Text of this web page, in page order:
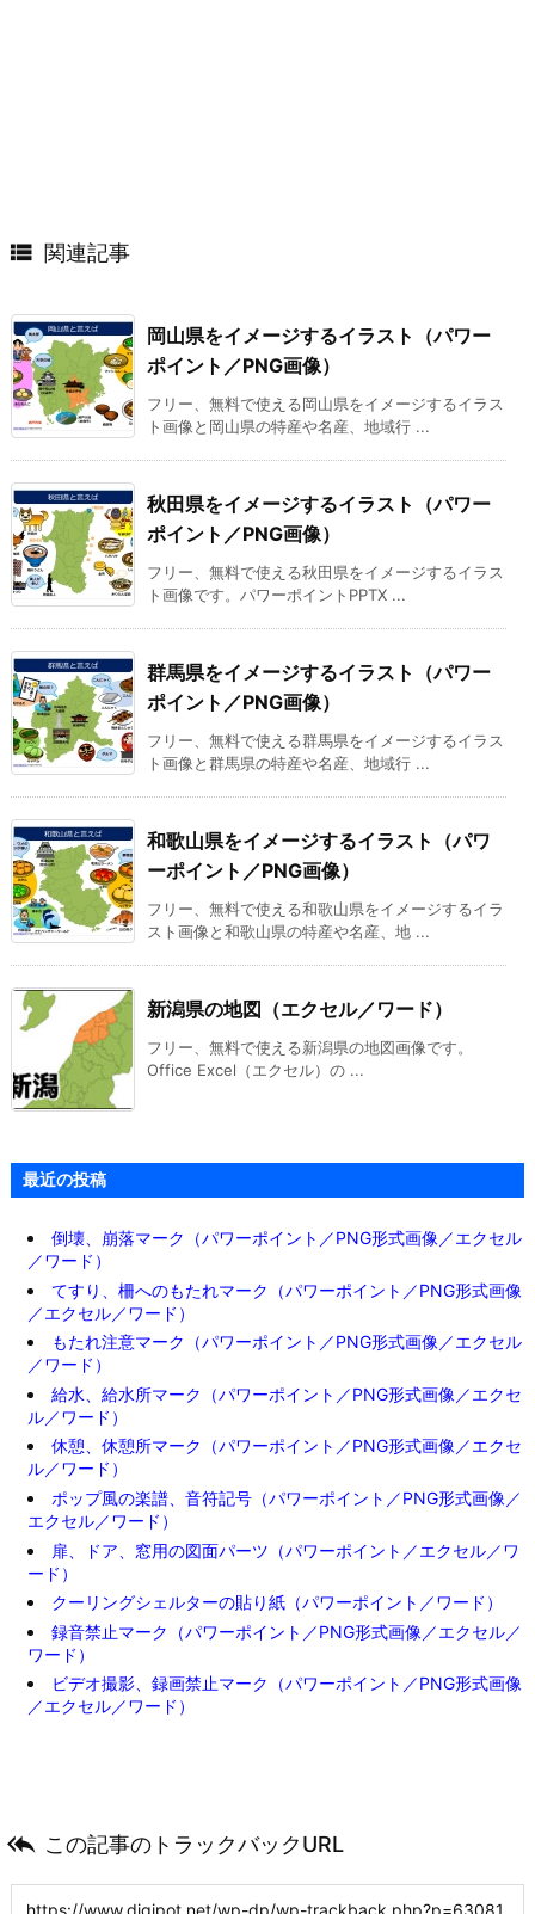
 関連記事
岡山県をイメージするイラスト（パワー
ポイント／PNG画像）
フリー、無料で使える岡山県をイメージするイラス
ト画像と岡山県の特産や名産、地域行 ...
秋田県をイメージするイラスト（パワー
ポイント／PNG画像）
フリー、無料で使える秋田県をイメージするイラス
ト画像です。パワーポイントPPTX ...
群馬県をイメージするイラスト（パワー
ポイント／PNG画像）
フリー、無料で使える群馬県をイメージするイラス
ト画像と群馬県の特産や名産、地域行 ...
和歌山県をイメージするイラスト（パワ
ーポイント／PNG画像）
フリー、無料で使える和歌山県をイメージするイラ
スト画像と和歌山県の特産や名産、地 ...
新潟県の地図（エクセル／ワード）
フリー、無料で使える新潟県の地図画像です。
Office Excel（エクセル）の ...
最近の投稿
倒壊、崩落マーク（パワーポイント／PNG形式画像／エクセル
／ワード）
てすり、柵へのもたれマーク（パワーポイント／PNG形式画像
／エクセル／ワード）
もたれ注意マーク（パワーポイント／PNG形式画像／エクセル
／ワード）
給水、給水所マーク（パワーポイント／PNG形式画像／エクセ
ル／ワード）
休憩、休憩所マーク（パワーポイント／PNG形式画像／エクセ
ル／ワード）
ポップ風の楽譜、音符記号（パワーポイント／PNG形式画像／
エクセル／ワード）
扉、ドア、窓用の図面パーツ（パワーポイント／エクセル／ワ
ード）
クーリングシェルターの貼り紙（パワーポイント／ワード）
録音禁止マーク（パワーポイント／PNG形式画像／エクセル／
ワード）
ビデオ撮影、録画禁止マーク（パワーポイント／PNG形式画像
／エクセル／ワード）
 この記事のトラックバックURL